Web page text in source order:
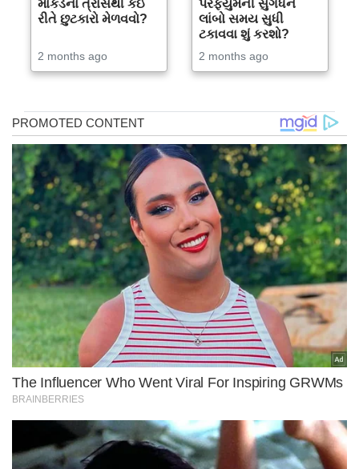
માકડના ત્રાસથી કઈ
રીતે છુટકારો મેળવવો?
2 months ago
પરફ્યુમની સુગંધને
લાંબો સમય સુધી
ટકાવવા શું કરશો?
2 months ago